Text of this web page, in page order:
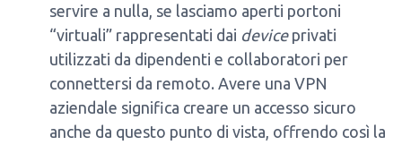
servire a nulla, se lasciamo aperti portoni
“virtuali” rappresentati dai device privati
utilizzati da dipendenti e collaboratori per
connettersi da remoto. Avere una VPN
aziendale significa creare un accesso sicuro
anche da questo punto di vista, offrendo così la